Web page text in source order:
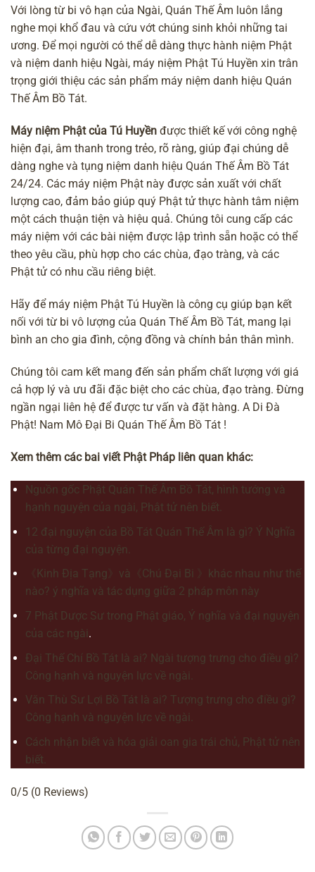
Với lòng từ bi vô hạn của Ngài, Quán Thế Âm luôn lắng
nghe mọi khổ đau và cứu vớt chúng sinh khỏi những tai
ương. Để mọi người có thể dễ dàng thực hành niệm Phật
và niệm danh hiệu Ngài, máy niệm Phật Tú Huyền xin trân
trọng giới thiệu các sản phẩm máy niệm danh hiệu Quán
Thế Âm Bồ Tát.
Máy niệm Phật của Tú Huyền được thiết kế với công nghệ
hiện đại, âm thanh trong trẻo, rõ ràng, giúp đại chúng dễ
dàng nghe và tụng niệm danh hiệu Quán Thế Âm Bồ Tát
24/24. Các máy niệm Phật này được sản xuất với chất
lượng cao, đảm bảo giúp quý Phật tử thực hành tâm niệm
một cách thuận tiện và hiệu quả. Chúng tôi cung cấp các
máy niệm với các bài niệm được lập trình sẵn hoặc có thể
theo yêu cầu, phù hợp cho các chùa, đạo tràng, và các
Phật tử có nhu cầu riêng biệt.
Hãy để máy niệm Phật Tú Huyền là công cụ giúp bạn kết
nối với từ bi vô lượng của Quán Thế Âm Bồ Tát, mang lại
bình an cho gia đình, cộng đồng và chính bản thân mình.
Chúng tôi cam kết mang đến sản phẩm chất lượng với giá
cả hợp lý và ưu đãi đặc biệt cho các chùa, đạo tràng. Đừng
ngần ngại liên hệ để được tư vấn và đặt hàng. A Di Đà
Phật! Nam Mô Đại Bi Quán Thế Âm Bồ Tát !
Xem thêm các bai viết Phật Pháp liên quan khác:
Nguồn gốc Phật Quán Thế Âm Bồ Tát, hình tướng và
hạnh nguyện của ngài, Phật tử nên biết.
12 đại nguyện của Bồ Tát Quán Thế Âm là gì? Ý Nghĩa
của từng đại nguyện.
《Kinh Địa Tạng》và《Chú Đại Bi 》khác nhau như thế
nào? ý nghĩa và tác dụng giữa 2 pháp môn này
7 Phật Dược Sư trong Phật giáo, Ý nghĩa và đại nguyện
của các ngài.
Đại Thế Chí Bồ Tát là ai? Ngài tượng trưng cho điều gì?
Công hạnh và nguyện lực về ngài.
Văn Thù Sư Lợi Bồ Tát là ai? Tượng trưng cho điều gì?
Công hạnh và nguyện lực về ngài.
Cách nhận biết và hóa giải oan gia trái chủ, Phật tử nên
biết.
0/5 (0 Reviews)